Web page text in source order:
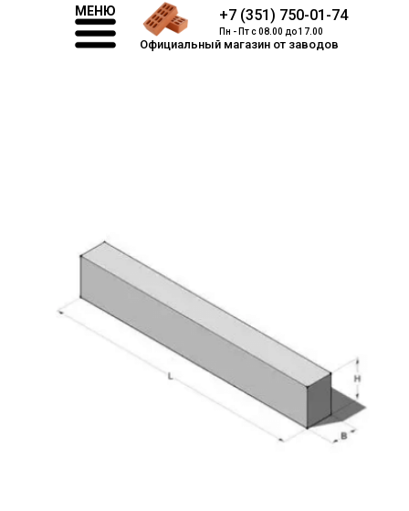
Официальный магазин от заводов
МЕНЮ +7 (351) 750-01-74
Пн - Пт с 08.00 до 17.00